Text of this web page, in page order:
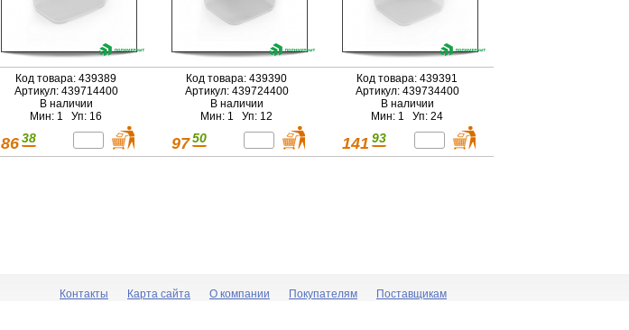
Код товара: 439389
Артикул: 439714400
В наличии
Мин: 1 Уп: 16
86 38
Код товара: 439390
Артикул: 439724400
В наличии
Мин: 1 Уп: 12
97 50
Код товара: 439391
Артикул: 439734400
В наличии
Мин: 1 Уп: 24
141 93
Контакты Карта сайта О компании Покупателям Поставщикам